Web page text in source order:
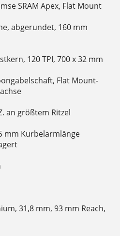
SRAM Apex, Flat Mount
abgerundet, 160 mm
120 TPI, 700 x 32 mm
Flat Mount-
an größtem Ritzel
mm Kurbelarmlänge
31,8 mm, 93 mm Reach,